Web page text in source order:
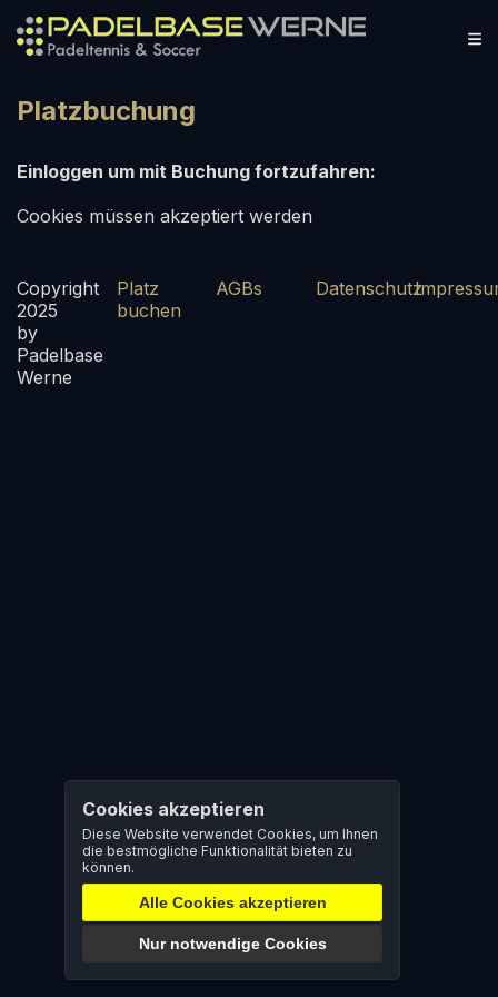
Platzbuchung
Einloggen um mit Buchung fortzufahren:
Cookies müssen akzeptiert werden
Copyright
2025
by
Padelbase
Werne
Platz
buchen
AGBs Datenschutz
Cookies akzeptieren
Diese Website verwendet Cookies, um Ihnen
die bestmögliche Funktionalität bieten zu
können.
Alle Cookies akzeptieren
Nur notwendige Cookies